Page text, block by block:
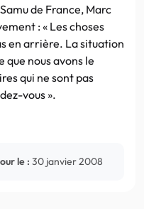
de France, Marc
: « Les choses
en arrière. La situation
nous avons le
qui ne sont pas
vous ».
le : 30 janvier 2008